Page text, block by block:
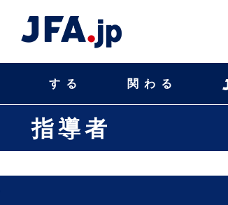
する 関わる
指導者